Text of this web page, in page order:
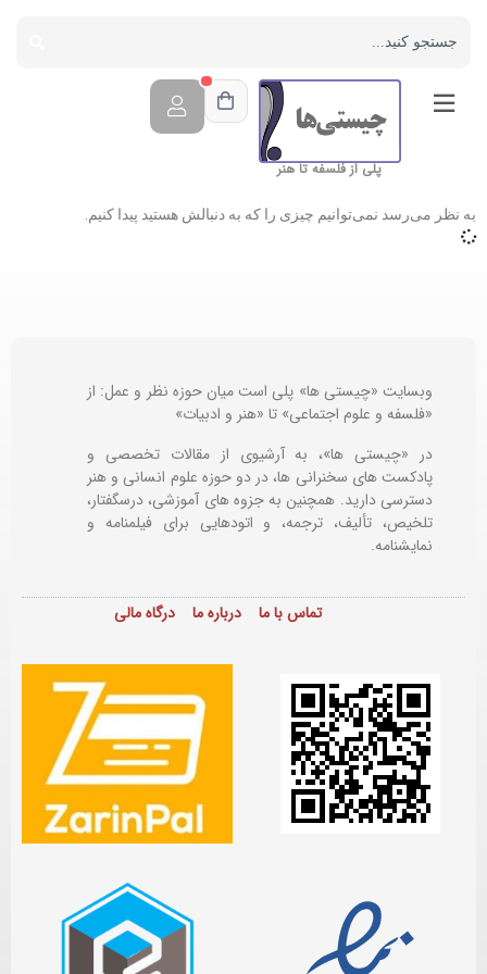
پلی از فلسفه تا هنر
به نظر می‌رسد نمی‌توانیم چیزی را که به دنبالش هستید پیدا کنیم.
وبسایت «چیستی ها» پلی است میان حوزه نظر و عمل: از
«فلسفه و علوم اجتماعی» تا «هنر و ادبیات»
در «چیستی ها»، به آرشیوی از مقالات تخصصی و
پادکست های سخنرانی ها، در دو حوزه علوم انسانی و هنر
دسترسی دارید. همچنین به جزوه های آموزشی، درسگفتار،
تلخیص، تألیف، ترجمه، و اتودهایی برایفیلمنامه و
نمایشنامه.
تماس با ما درباره ما درگاه مالی